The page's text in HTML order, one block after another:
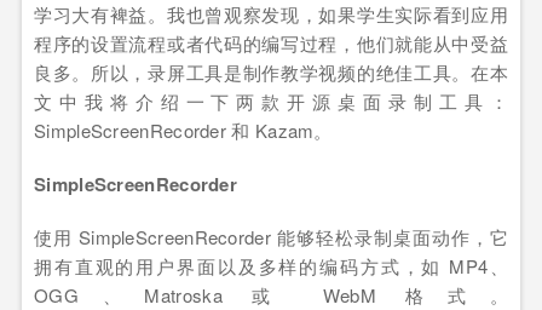
学习大有裨益。我也曾观察发现，如果学生实际看到应用
程序的设置流程或者代码的编写过程，他们就能从中受益
良多。所以，录屏工具是制作教学视频的绝佳工具。在本
文中我将介绍一下两款开源桌面录制工具：
SimpleScreenRecorder 和 Kazam。
SimpleScreenRecorder
使用 SimpleScreenRecorder 能够轻松录制桌面动作，它
拥有直观的用户界面以及多样的编码方式，如 MP4、
OGG、Matroska 或 WebM 格式。